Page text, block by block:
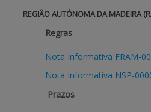
REGIÃO AUTÓNOMA DA MADEIRA
Regras
Nota Informativa FRAM-
Nota Informativa NSP-
Prazos